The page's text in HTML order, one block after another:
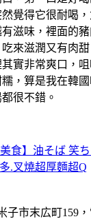
覺得它很耐喝
滋味，裡面的
來滋潤又有肉
實非常爽口，
，算是我在韓
很不錯。
食】油そば 笑
.叉燒超厚麵超Q
子市末広町159